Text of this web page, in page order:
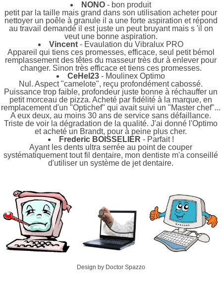
NONO - bon produit
petit par la taille mais grand dans son utilisation acheter pour
nettoyer un poêle à granule il a une forte aspiration et répond
au travail demandé il est juste un peut bruyant mais s 'il on
veut une bonne aspiration.
Vincent - Evaulation du Vibralux PRO
Appareil qui tiens ces promesses, efficace, seul petit bémol
remplassement des têtes du masseur très dur à enlever pour
changer. Sinon très efficace et tiens ces promesses.
CeHel23 - Moulinex Optimo
Nul. Aspect "camelote", reçu profondément cabossé.
Puissance trop faible, profondeur juste bonne à réchauffer un
petit morceau de pizza. Acheté par fidélité à la marque, en
remplacement d'un "Optichef" qui avait suivi un "Master chef"...
A eux deux, au moins 30 ans de service sans défaillance.
Triste de voir la dégradation de la qualité. J'ai donné l'Optimo
et acheté un Brandt, pour à peine plus cher.
Frederic BOISSELIER - Parfait !
Ayant les dents ultra serrée au point de couper
systématiquement tout fil dentaire, mon dentiste m'a conseillé
d'utiliser un système de jet dentaire.
Design by Doctor Spazzo